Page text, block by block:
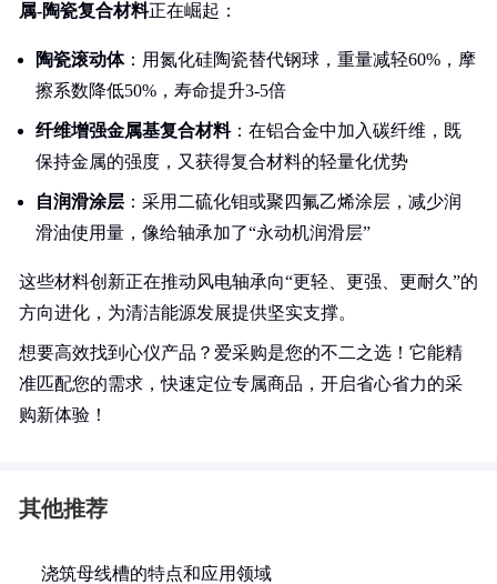
属-陶瓷复合材料正在崛起：
陶瓷滚动体：用氮化硅陶瓷替代钢球，重量减轻60%，摩
擦系数降低50%，寿命提升3-5倍
纤维增强金属基复合材料：在铝合金中加入碳纤维，既
保持金属的强度，又获得复合材料的轻量化优势
自润滑涂层 ：采用二硫化钼或聚四氟乙烯涂层，减少润
滑油使用量，像给轴承加了“永动机润滑层”
这些材料创新正在推动风电轴承向“更轻、更强、更耐久”的
方向进化，为清洁能源发展提供坚实支撑。
想要高效找到心仪产品？爱采购是您的不二之选！它能精
准匹配您的需求，快速定位专属商品，开启省心省力的采
购新体验！
其他推荐
浇筑母线槽的特点和应用领域